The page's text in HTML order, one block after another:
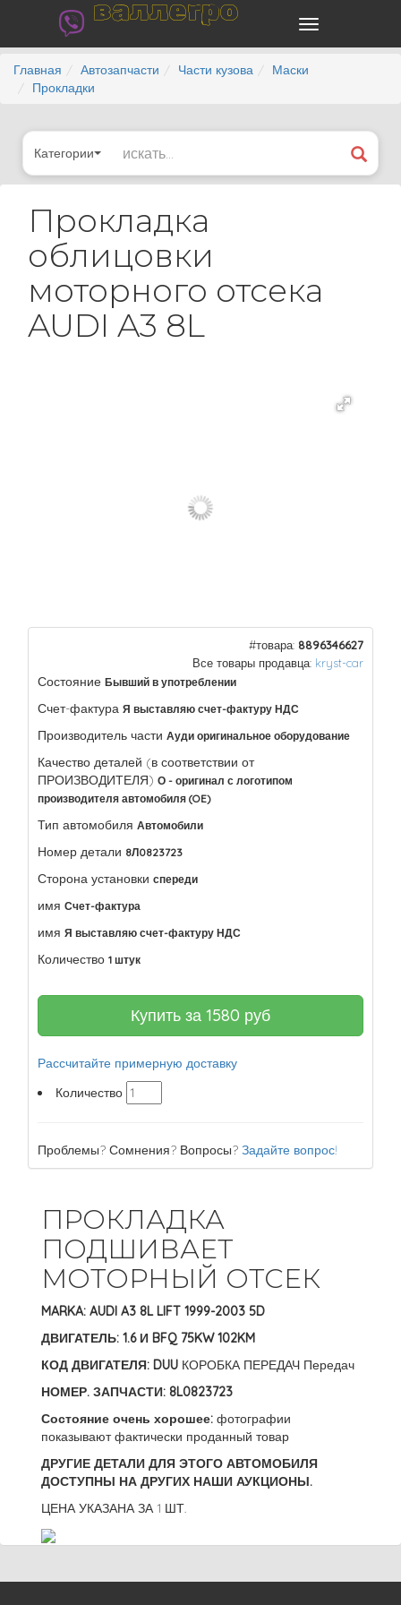
валлегро
Главная Автозапчасти Части кузова
Маски
Прокладки
Категории
Прокладка
облицовки
моторного отсека
AUDI A3 8L
#товара: 8896346627
Все товары продавца: kryst-car
Состояние Бывший в употреблении
Счет-фактура Я выставляю счет-фактуру НДС
Производитель части Ауди оригинальное оборудование
Качество деталей (в соответствии от
ПРОИЗВОДИТЕЛЯ) О - оригинал с логотипом
производителя автомобиля (OE)
Тип автомобиля Автомобили
Номер детали 8Л0823723
Сторона установки спереди
имя Счет-фактура
имя Я выставляю счет-фактуру НДС
Количество 1 штук
Купить за 1580 руб
Рассчитайте примерную доставку
Количество
Проблемы? Сомнения? Вопросы? Задайте вопрос!
ПРОКЛАДКА
ПОДШИВАЕТ
МОТОРНЫЙ ОТСЕК
MARKA: AUDI A3 8L LIFT 1999-2003 5D
ДВИГАТЕЛЬ: 1.6 И BFQ 75KW 102KM
КОД ДВИГАТЕЛЯ: DUU КОРОБКА ПЕРЕДАЧ Передач
НОМЕР. ЗАПЧАСТИ: 8L0823723
Состояние очень хорошее: фотографии
показывают фактически проданный товар
ДРУГИЕ ДЕТАЛИ ДЛЯ ЭТОГО АВТОМОБИЛЯ
ДОСТУПНЫ НА ДРУГИХ НАШИ АУКЦИОНЫ.
ЦЕНА УКАЗАНА ЗА 1 ШТ.